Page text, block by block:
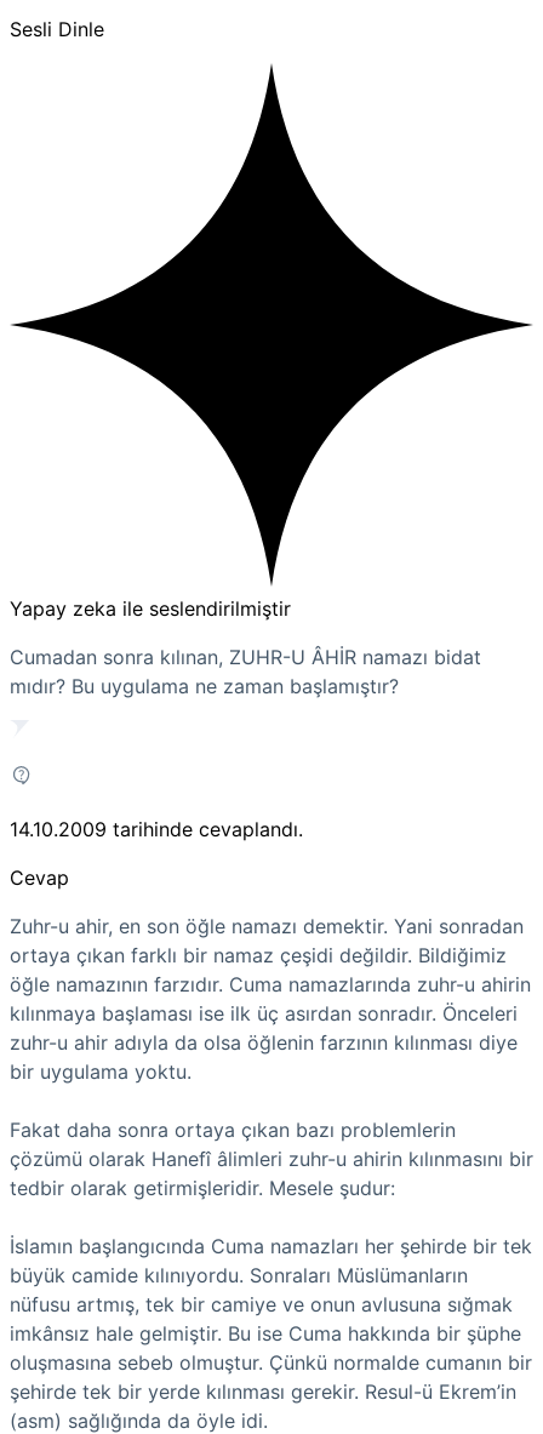
Sesli Dinle
Yapay zeka ile seslendirilmiştir
Cumadan sonra kılınan, ZUHR-U ÂHİR namazı bidat
mıdır? Bu uygulama ne zaman başlamıştır?
14.10.2009 tarihinde cevaplandı.
Cevap
Zuhr-u ahir, en son öğle namazı demektir. Yani sonradan
ortaya çıkan farklı bir namaz çeşidi değildir. Bildiğimiz
öğle namazının farzıdır. Cuma namazlarında zuhr-u ahirin
kılınmaya başlaması ise ilk üç asırdan sonradır. Önceleri
zuhr-u ahir adıyla da olsa öğlenin farzının kılınması diye
bir uygulama yoktu.
Fakat daha sonra ortaya çıkan bazı problemlerin
çözümü olarak Hanefî âlimleri zuhr-u ahirin kılınmasını bir
tedbir olarak getirmişleridir. Mesele şudur:
İslamın başlangıcında Cuma namazları her şehirde bir tek
büyük camide kılınıyordu. Sonraları Müslümanların
nüfusu artmış, tek bir camiye ve onun avlusuna sığmak
imkânsız hale gelmiştir. Bu ise Cuma hakkında bir şüphe
oluşmasına sebeb olmuştur. Çünkü normalde cumanın bir
şehirde tek bir yerde kılınması gerekir. Resul-ü Ekrem’in
(asm) sağlığında da öyle idi.